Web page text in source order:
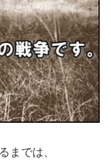
までは、